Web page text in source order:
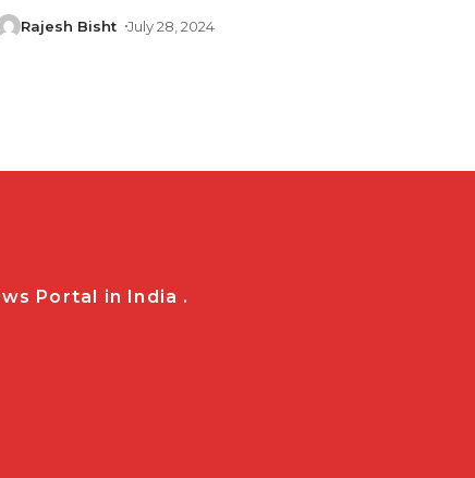
Rajesh Bisht July 28, 2024
Portal in India .